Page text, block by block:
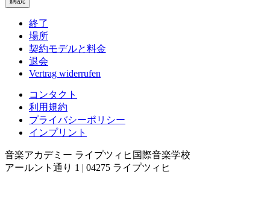
終了
場所
契約モデルと料金
退会
Vertrag widerrufen
コンタクト
利用規約
プライバシーポリシー
インプリント
音楽アカデミー ライプツィヒ国際音楽学校
アールント通り 1 | 04275 ライプツィヒ